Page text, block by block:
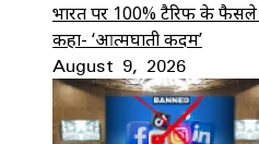
भारत पर 100% टैरिफ के फैसले
कहा- ‘आत्मघाती कदम’
August 9, 2026